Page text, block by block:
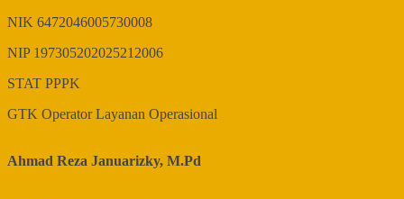
NIK 6472046005730008
NIP 197305202025212006
STAT PPPK
GTK Operator Layanan Operasional
Ahmad Reza Januarizky, M.Pd